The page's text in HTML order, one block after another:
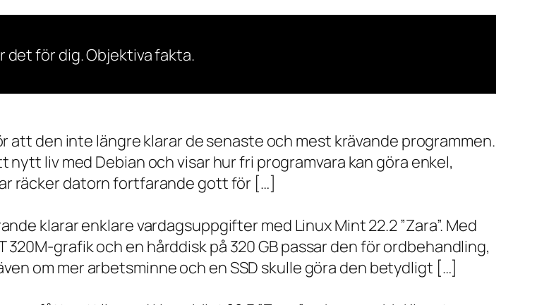
för dig. Objektiva fakta.
den inte längre klarar de senaste och mest krävande programmen.
liv med Debian och visar hur fri programvara kan göra enkel,
räcker datorn fortfarande gott för […]
klarar enklare vardagsuppgifter med Linux Mint 22.2 ”Zara”. Med
grafik och en hårddisk på 320 GB passar den för ordbehandling,
om mer arbetsminne och en SSD skulle göra den betydligt […]